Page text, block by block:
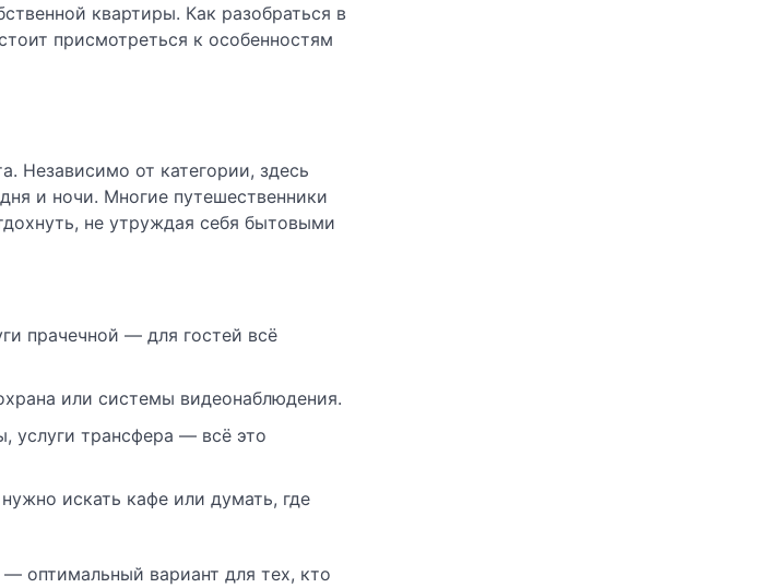
квартиры. Как разобраться в
присмотреться к особенностям
Независимо от категории, здесь
и ночи. Многие путешественники
не утруждая себя бытовыми
прачечной — для гостей всё
или системы видеонаблюдения.
услуги трансфера — всё это
искать кафе или думать, где
оптимальный вариант для тех, кто